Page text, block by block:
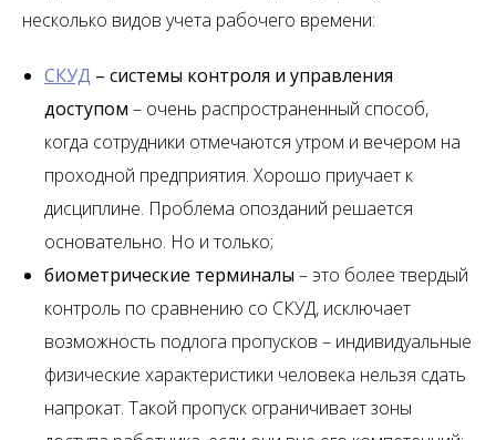
несколько видов учета рабочего времени:
СКУД – системы контроля и управления
доступом – очень распространенный способ,
когда сотрудники отмечаются утром и вечером на
проходной предприятия. Хорошо приучает к
дисциплине. Проблема опозданий решается
основательно. Но и только;
биометрические терминалы – это более твердый
контроль по сравнению со СКУД, исключает
возможность подлога пропусков – индивидуальные
физические характеристики человека нельзя сдать
напрокат. Такой пропуск ограничивает зоны